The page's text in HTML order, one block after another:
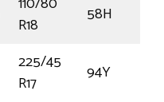
R18
58H
225/45
R17
94Y